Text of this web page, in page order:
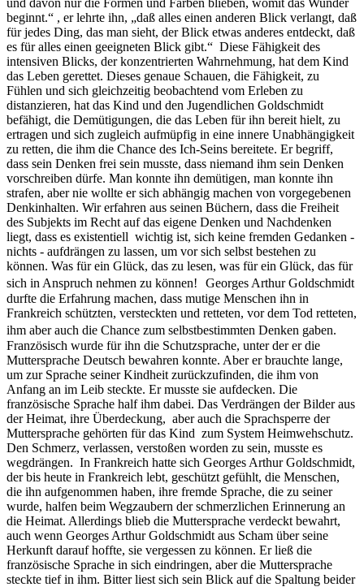
beginnt.“ , er lehrte ihn, „daß alles einen anderen Blick verlangt, daß
für jedes Ding, das man sieht, der Blick etwas anderes entdeckt, daß
es für alles einen geeigneten Blick gibt.“ Diese Fähigkeit des
intensiven Blicks, der konzentrierten Wahrnehmung, hat dem Kind
das Leben gerettet. Dieses genaue Schauen, die Fähigkeit, zu
Fühlen und sich gleichzeitig beobachtend vom Erleben zu
distanzieren, hat das Kind und den Jugendlichen Goldschmidt
befähigt, die Demütigungen, die das Leben für ihn bereit hielt, zu
ertragen und sich zugleich aufmüpfig in eine innere Unabhängigkeit
zu retten, die ihm die Chance des Ich-Seins bereitete. Er begriff,
dass sein Denken frei sein musste, dass niemand ihm sein Denken
vorschreiben dürfe. Man konnte ihn demütigen, man konnte ihn
strafen, aber nie wollte er sich abhängig machen von vorgegebenen
Denkinhalten. Wir erfahren aus seinen Büchern, dass die Freiheit
des Subjekts im Recht auf das eigene Denken und Nachdenken
liegt, dass es existentiell wichtig ist, sich keine fremden Gedanken -
nichts - aufdrängen zu lassen, um vor sich selbst bestehen zu
können. Was für ein Glück, das zu lesen, was für ein Glück, das für
sich in Anspruch nehmen zu können! Georges Arthur Goldschmidt
durfte die Erfahrung machen, dass mutige Menschen ihn in
Frankreich schützten, versteckten und retteten, vor dem Tod retteten,
ihm aber auch die Chance zum selbstbestimmten Denken gaben.
Französisch wurde für ihn die Schutzsprache, unter der er die
Muttersprache Deutsch bewahren konnte. Aber er brauchte lange,
um zur Sprache seiner Kindheit zurückzufinden, die ihm von
Anfang an im Leib steckte. Er musste sie aufdecken. Die
französische Sprache half ihm dabei. Das Verdrängen der Bilder aus
der Heimat, ihre Überdeckung, aber auch die Sprachsperre der
Muttersprache gehörten für das Kind zum System Heimwehschutz.
Den Schmerz, verlassen, verstoßen worden zu sein, musste es
wegdrängen. In Frankreich hatte sich Georges Arthur Goldschmidt,
der bis heute in Frankreich lebt, geschützt gefühlt, die Menschen,
die ihn aufgenommen haben, ihre fremde Sprache, die zu seiner
wurde, halfen beim Wegzaubern der schmerzlichen Erinnerung an
die Heimat. Allerdings blieb die Muttersprache verdeckt bewahrt,
auch wenn Georges Arthur Goldschmidt aus Scham über seine
Herkunft darauf hoffte, sie vergessen zu können. Er ließ die
französische Sprache in sich eindringen, aber die Muttersprache
steckte tief in ihm. Bitter liest sich sein Blick auf die Spaltung beider